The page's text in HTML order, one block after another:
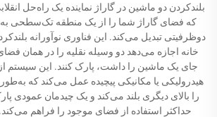
بلندکردن دو ماشین در گاراژ نماینده یک راه‌حل
که فضای گاراژ شما را از یک منطقه تک‌سطحی
دوظرفیتی تبدیل می‌کند. این فناوری نوآورانه
خانه اجازه می‌دهد دو وسیله نقلیه را در همان
جای یک ماشین را داشت، پارک کنند. این سیستم
هیدرولیکی یا مکانیکی پیچیده عمل می‌کند که
را بالای دیگری بلند می‌کند و یک چیدمان عمودی
حداکثر استفاده از فضای موجود را فراهم